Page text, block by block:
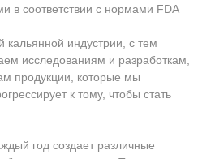
в соответствии с нормами FDA
индустрии, с тем
исследованиям и разработкам,
продукции, которые мы
к тому, чтобы стать
год создает различные